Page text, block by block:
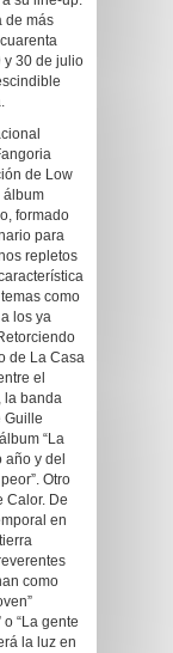
de más
y 30 de julio
de Low
álbum
formado
para
repletos
como
los ya
de La Casa
el
la banda
Guille
“La
y del
Otro
Calor. De
en
como
“La gente
la luz en